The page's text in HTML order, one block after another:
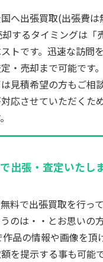
へ出張買取(出張費は
するタイミングは「
トです。迅速な訪問
・売却まで可能です
見積希望の方もご相
応させていただくた
出張・査定いたし
料で出張買取を行っ
のは・・とお思いの
品の情報や画像を頂
を提示する事も可能